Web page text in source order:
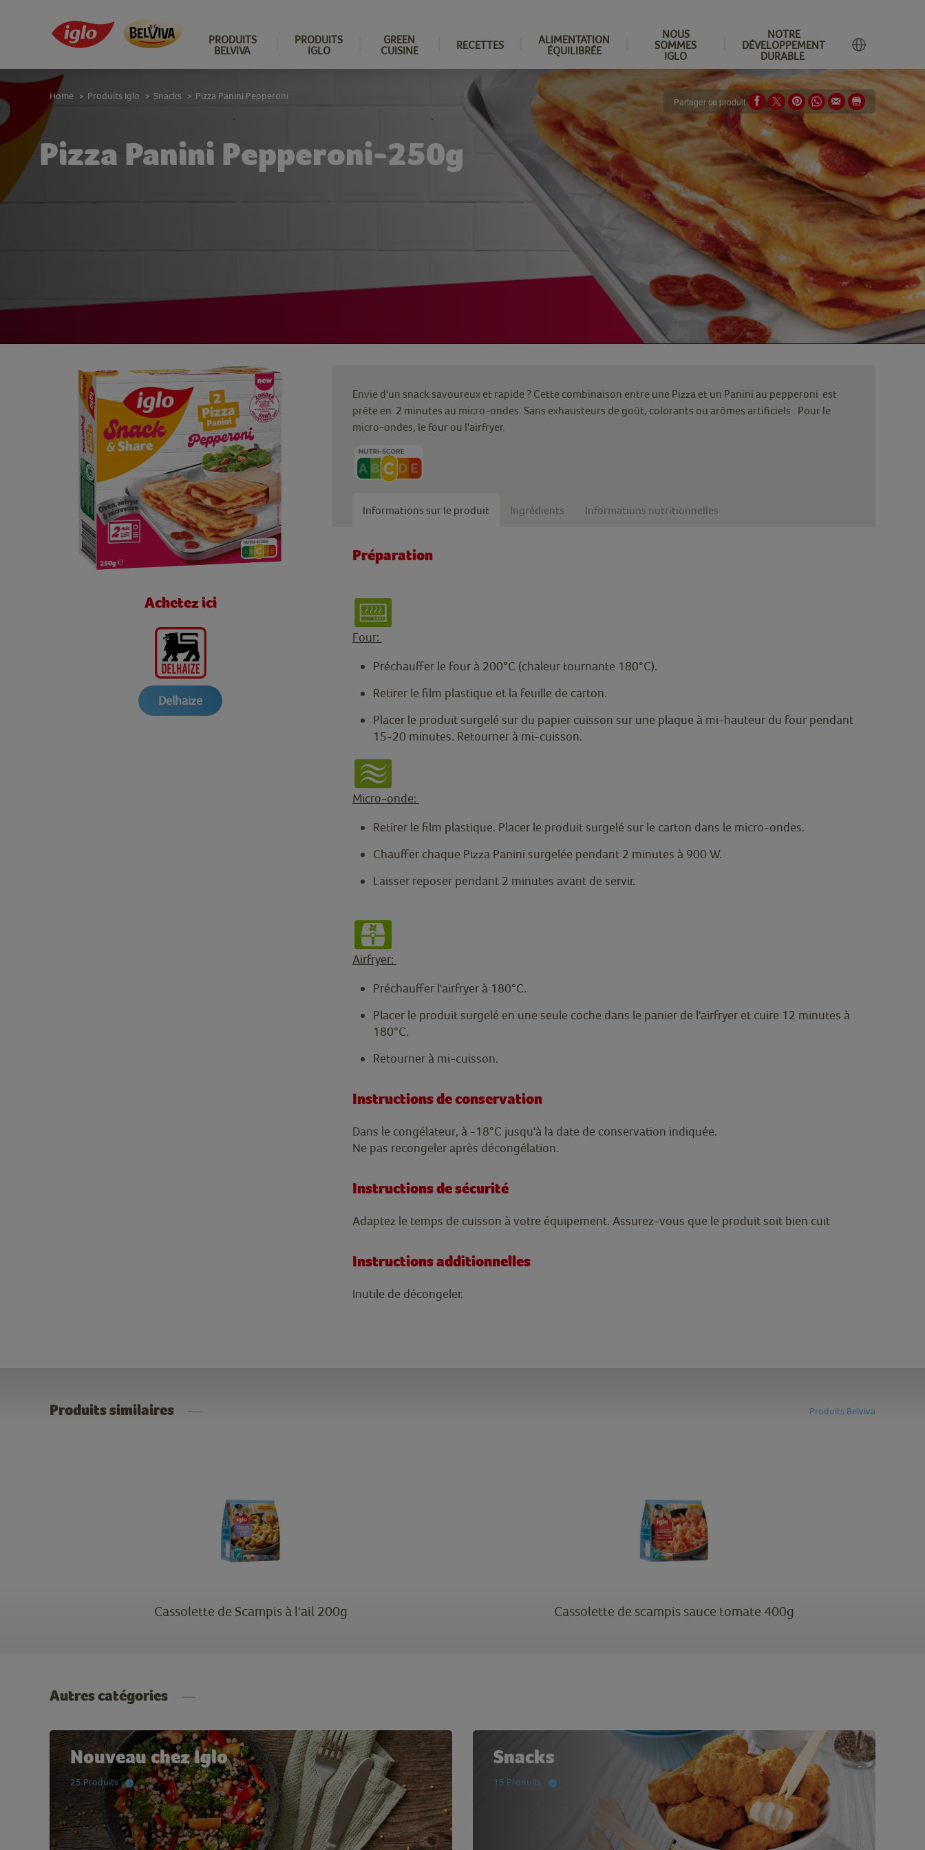
PRODUITS
BELVIVA
PRODUITS
IGLO
GREEN
CUISINE
RECETTES
ALIMENTATION
ÉQUILIBRÉE
NOUS
SOMMES
IGLO
NOTRE
DÉVELOPPEMENT
DURABLE
Pizza Panini Pepperoni-250g
Home > Produits Iglo > Snacks > Pizza Panini Pepperoni Partager ce produit
Achetez ici
Delhaize
Envie d'un snack savoureux et rapide ? Cette combinaison entre une Pizza et un Panini au pepperoni est
prête en 2 minutes au micro-ondes. Sans exhausteurs de goût, colorants ou arômes artificiels . Pour le
micro-ondes, le four ou l'airfryer.
Informations sur le produit Ingrédients Informations nutritionnelles
Préparation
Four:
Préchauffer le four à 200°C (chaleur tournante 180°C).
Retirer le film plastique et la feuille de carton.
Placer le produit surgelé sur du papier cuisson sur une plaque à mi-hauteur du four pendant
15-20 minutes. Retourner à mi-cuisson.
Micro-onde:
Retirer le film plastique. Placer le produit surgelé sur le carton dans le micro-ondes.
Chauffer chaque Pizza Panini surgelée pendant 2 minutes à 900 W.
Laisser reposer pendant 2 minutes avant de servir.
Airfryer:
Préchauffer l'airfryer à 180°C.
Placer le produit surgelé en une seule coche dans le panier de l'airfryer et cuire 12 minutes à
180°C.
Retourner à mi-cuisson.
Instructions de conservation
Dans le congélateur, à -18°C jusqu'à la date de conservation indiquée.
Ne pas recongeler après décongélation.
Instructions de sécurité
Adaptez le temps de cuisson à votre équipement. Assurez-vous que le produit soit bien cuit
Instructions additionnelles
Inutile de décongeler.
Produits similaires Produits Belviva
Cassolette de Scampis à l'ail 200g Cassolette de scampis sauce tomate 400g
Autres catégories
Nouveau chez Iglo
25 Produits
Snacks
15 Produits